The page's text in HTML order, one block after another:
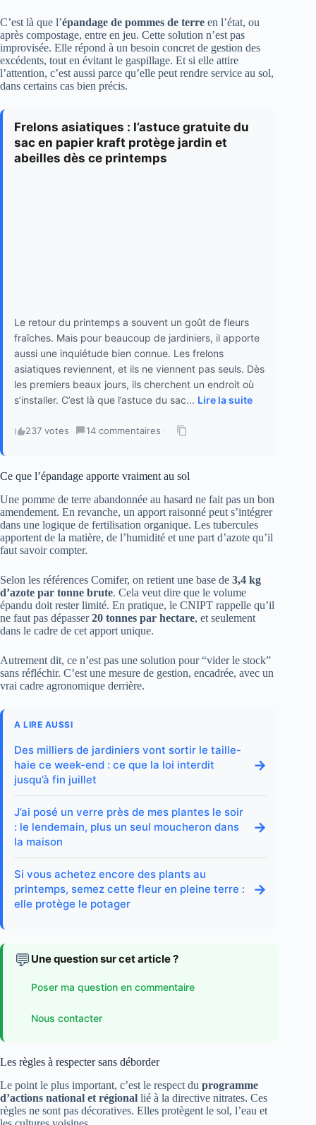
C’est là que l’épandage de pommes de terre en l’état, ou
après compostage, entre en jeu. Cette solution n’est pas
improvisée. Elle répond à un besoin concret de gestion des
excédents, tout en évitant le gaspillage. Et si elle attire
l’attention, c’est aussi parce qu’elle peut rendre service au sol,
dans certains cas bien précis.
Frelons asiatiques : l’astuce gratuite du
sac en papier kraft protège jardin et
abeilles dès ce printemps
Le retour du printemps a souvent un goût de fleurs
fraîches. Mais pour beaucoup de jardiniers, il apporte
aussi une inquiétude bien connue. Les frelons
asiatiques reviennent, et ils ne viennent pas seuls. Dès
les premiers beaux jours, ils cherchent un endroit où
s’installer. C’est là que l’astuce du sac... Lire la suite
237 votes · 14 commentaires ·
Ce que l’épandage apporte vraiment au sol
Une pomme de terre abandonnée au hasard ne fait pas un bon
amendement. En revanche, un apport raisonné peut s’intégrer
dans une logique de fertilisation organique. Les tubercules
apportent de la matière, de l’humidité et une part d’azote qu’il
faut savoir compter.
Selon les références Comifer, on retient une base de 3,4 kg
d’azote par tonne brute. Cela veut dire que le volume
épandu doit rester limité. En pratique, le CNIPT rappelle qu’il
ne faut pas dépasser20 tonnes par hectare, et seulement
dans le cadre de cet apport unique.
Autrement dit, ce n’est pas une solution pour “vider le stock”
sans réfléchir. C’est une mesure de gestion, encadrée, avec un
vrai cadre agronomique derrière.
A LIRE AUSSI
Des milliers de jardiniers vont sortir le taille-
haie ce week-end : ce que la loi interdit
jusqu’à fin juillet
→
J’ai posé un verre près de mes plantes le soir
: le lendemain, plus un seul moucheron dans
la maison
→
Si vous achetez encore des plants au
printemps, semez cette fleur en pleine terre :
elle protège le potager
→
💬 Une question sur cet article ?
Poser ma question en commentaire
Nous contacter
Les règles à respecter sans déborder
Le point le plus important, c’est le respect du programme
d’actions national et régional lié à la directive nitrates. Ces
règles ne sont pas décoratives. Elles protègent le sol, l’eau et